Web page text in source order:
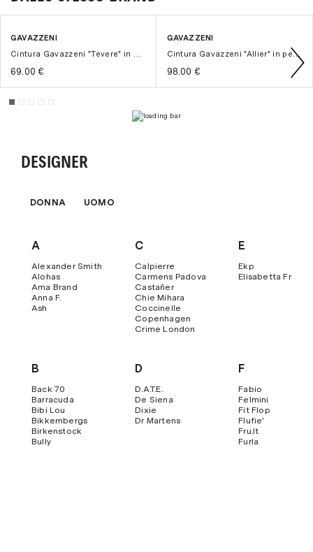
GAVAZZENI
Cintura Gavazzeni "Tevere" in pelle H. 30 mm con fibbia lucida
69.00 €
GAVAZZENI
Cintura Gavazzeni "Allier" in pelle stampata con fibbia ottone
98.00 €
DESIGNER
DONNA UOMO
A
Alexander Smith
Alohas
Ama Brand
Anna F.
Ash
B
Back 70
Barracuda
Bibi Lou
Bikkembergs
Birkenstock
Bully
C
Calpierre
Carmens Padova
Castañer
Chie Mihara
Coccinelle
Copenhagen
Crime London
D
D.a.t.e.
De Siena
Dixie
Dr Martens
E
Ekp
Elisabetta Franchi
F
Fabio
Felmini
Fit Flop
Flufie'
Fru.it
Furla